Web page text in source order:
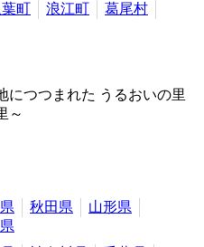
町 浪江町
葛尾村
につつまれた うるおいの里
～
秋田県
山形県